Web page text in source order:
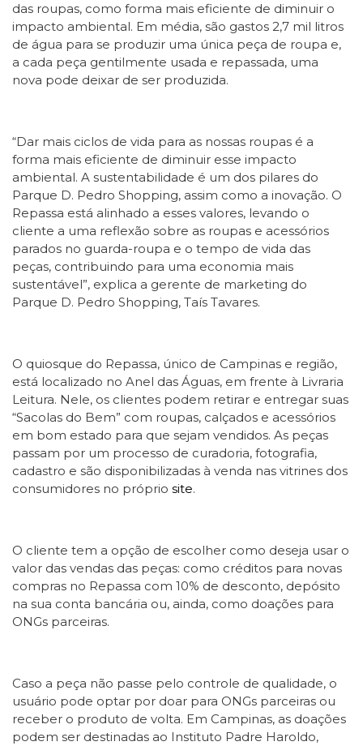
das roupas, como forma mais eficiente de diminuir o
impacto ambiental. Em média, são gastos 2,7 mil litros
de água para se produzir uma única peça de roupa e,
a cada peça gentilmente usada e repassada, uma
nova pode deixar de ser produzida.
“Dar mais ciclos de vida para as nossas roupas é a
forma mais eficiente de diminuir esse impacto
ambiental. A sustentabilidade é um dos pilares do
Parque D. Pedro Shopping, assim como a inovação. O
Repassa está alinhado a esses valores, levando o
cliente a uma reflexão sobre as roupas e acessórios
parados no guarda-roupa e o tempo de vida das
peças, contribuindo para uma economia mais
sustentável”, explica a gerente de marketing do
Parque D. Pedro Shopping, Taís Tavares.
O quiosque do Repassa, único de Campinas e região,
está localizado no Anel das Águas, em frente à Livraria
Leitura. Nele, os clientes podem retirar e entregar suas
“Sacolas do Bem” com roupas, calçados e acessórios
em bom estado para que sejam vendidos. As peças
passam por um processo de curadoria, fotografia,
cadastro e são disponibilizadas à venda nas vitrines dos
consumidores no próprio site.
O cliente tem a opção de escolher como deseja usar o
valor das vendas das peças: como créditos para novas
compras no Repassa com 10% de desconto, depósito
na sua conta bancária ou, ainda, como doações para
ONGs parceiras.
Caso a peça não passe pelo controle de qualidade, o
usuário pode optar por doar para ONGs parceiras ou
receber o produto de volta. Em Campinas, as doações
podem ser destinadas ao Instituto Padre Haroldo,